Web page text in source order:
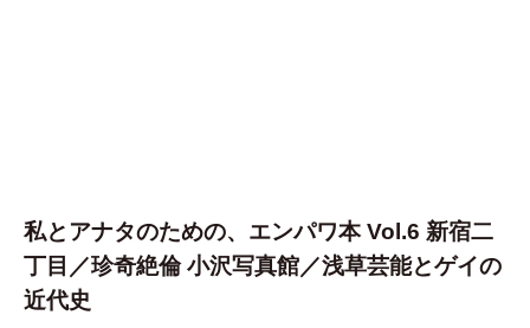
私とアナタのための、エンパワ本 Vol.6 新宿二
丁目／珍奇絶倫 小沢写真館／浅草芸能とゲイの
近代史